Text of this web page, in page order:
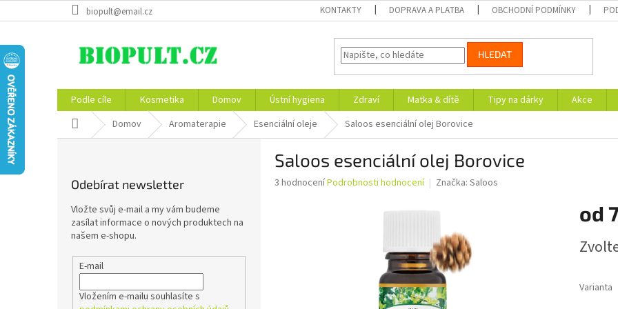
na
biopult@email.cz KONTAKTY DOPRAVA A PLATBA OBCHODNÍ PODMÍNKY
HLEDAT
Podle cíle Kosmetika Domov Ústní hygiena Zdraví Matka & dítě Tipy na dárky Akce
Domů Domov Aromaterapie Esenciální oleje Saloos esenciální olej Borovice
Odebírat newsletter
Vložte svůj e-mail a my vám budeme
zasílat informace o nových produktech na
našem e-shopu.
E-mail
Vložením e-mailu souhlasíte s
Saloos esenciální olej Borovice
Průměrné
3 hodnoceníPodrobnosti hodnocení Značka: Saloos
od
cena:
Varianta